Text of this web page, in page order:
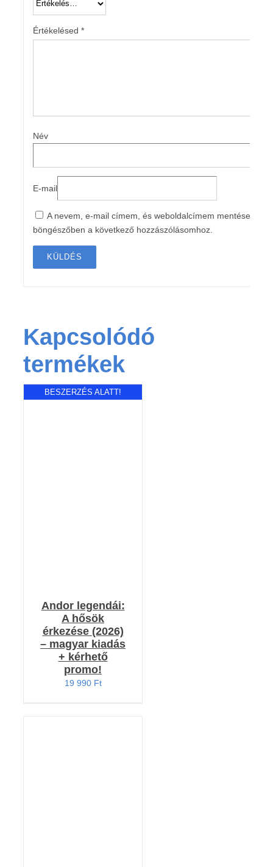
Értékelésed *
Név
E-mail
A nevem, e-mail címem, és weboldalcímem mentése a
böngészőben a következő hozzászólásomhoz.
Kapcsolódó
termékek
BESZERZÉS ALATT!
Andor legendái:
A hősök
érkezése (2026)
– magyar kiadás
+ kérhető
promo!
19 990 Ft